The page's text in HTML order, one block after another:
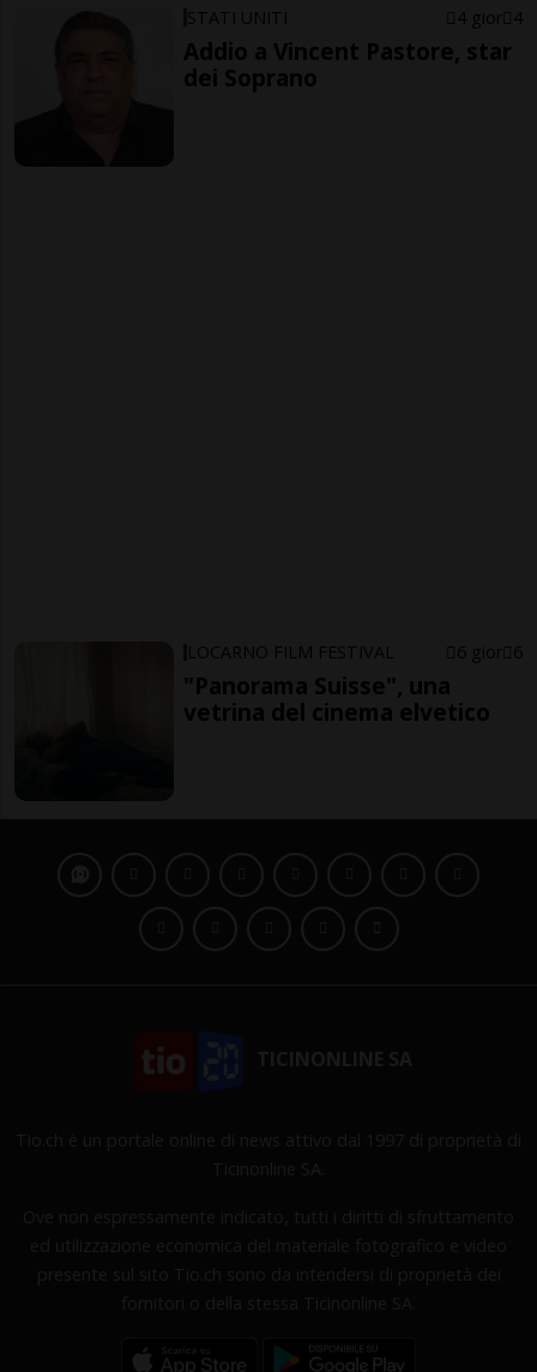
STATI UNITI 4 gior 4
Addio a Vincent Pastore, star
dei Soprano
LOCARNO FILM FESTIVAL 6 gior 6
"Panorama Suisse", una
vetrina del cinema elvetico